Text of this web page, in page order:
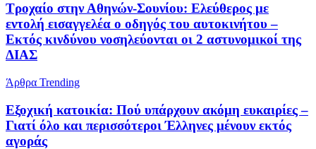
Τροχαίο στην Αθηνών-Σουνίου: Ελεύθερος με
εντολή εισαγγελέα ο οδηγός του αυτοκινήτου –
Εκτός κινδύνου νοσηλεύονται οι 2 αστυνομικοί της
ΔΙΑΣ
Άρθρα Trending
Εξοχική κατοικία: Πού υπάρχουν ακόμη ευκαιρίες –
Γιατί όλο και περισσότεροι Έλληνες μένουν εκτός
αγοράς